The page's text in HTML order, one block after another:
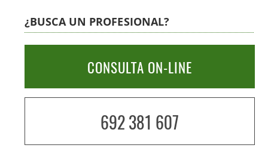
¿BUSCA UN PROFESIONAL?
CONSULTA ON-LINE
692 381 607